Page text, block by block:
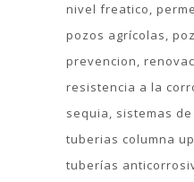
nivel freatico
pozos agrícolas
prevencion
resistencia a la
sequia
sistemas
tuberias columna
tuberías